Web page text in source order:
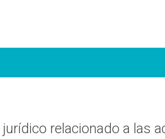
relacionado a las